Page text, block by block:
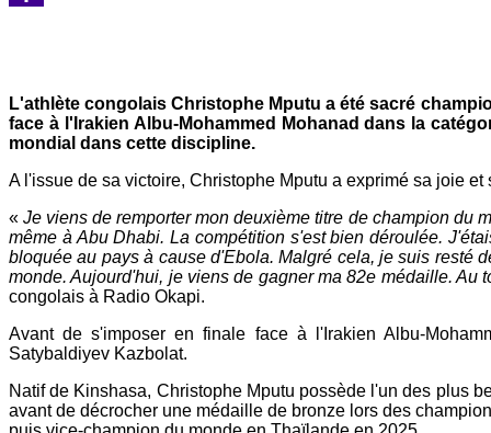
L'athlète congolais Christophe Mputu a été sacré
face à l'Irakien Albu-Mohammed Mohanad dans la
mondial dans cette discipline.
A l'issue de sa victoire, Christophe Mputu a exprimé sa joie
«Je viens de remporter mon deuxième titre de champion du
même à Abu Dhabi. La compétition s'est bien déroulée.
bloquée au pays à cause d'Ebola. Malgré cela, je suis resté
monde. Aujourd'hui, je viens de gagner ma 82e médaille.
congolais à Radio Okapi.
Avant de s'imposer en finale face à l'Irakien Albu-
Satybaldiyev Kazbolat.
Natif de Kinshasa, Christophe Mputu possède l'un des plus
avant de décrocher une médaille de bronze lors des